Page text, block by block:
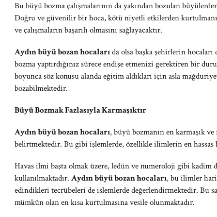
Bu büyü bozma çalışmalarının da yakından bozulan
Doğru ve güvenilir bir hoca, kötü niyetli etkilerden
ve çalışmaların başarılı olmasını sağlayacaktır.
Aydın büyü bozan hocalarıda olsa başka şehirlerin
bozma yaptırdığınız sürece endişe etmenizi gerektiren bir
boyunca söz konusu alanda eğitim aldıkları için asla
bozabilmektedir.
Büyü Bozmak Fazlasıyla Karmaşıktır
Aydın büyü bozan hocaları, büyü bozmanın en karmaşık
belirtmektedir. Bu gibi işlemlerde, özellikle ilimlerin en
Havas ilmi başta olmak üzere, ledün ve numeroloji gibi kadim
kullanılmaktadır. Aydın büyü bozan hocaları, bu ilimler
edindikleri tecrübeleri de işlemlerde değerlendirmektedir. Bu
mümkün olan en kısa kurtulmasına vesile olunmaktadır.